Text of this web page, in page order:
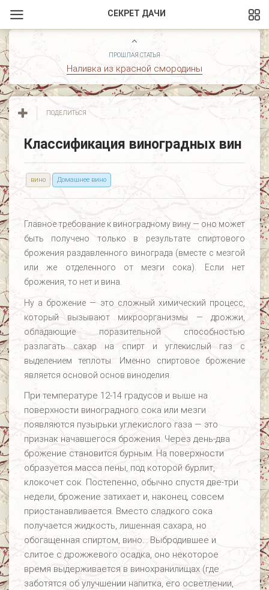
СЕКРЕТ ДАЧИ
ПРОШЛАЯ СТАТЬЯ
Наливка из красной смородины
ПОДЕЛИТЬСЯ
Классификация виноградных вин
вино Домашнее вино
Главное требование к виноградному вину — оно может
быть получено только в результате спиртового
брожения раздавленного винограда (вместе с мезгой
или же отделенного от мезги сока). Если нет
брожения, то нет и вина.
Ну а брожение — это сложный химический процесс,
который вызывают микроорганизмы — дрожжи,
обладающие поразительной способностью
разлагать сахар на спирт и углекислый газ с
выделением теплоты. Именно спиртовое брожение
является основой основ виноделия.
При температуре 12-14 градусов и выше на
поверхности виноградного сока или мезги
появляются пузырьки углекислого газа — это
признак начавшегося брожения. Через день-два
брожение становится бурным. На поверхности
образуется масса пены, под которой бурлит,
клокочет сок. Постепенно, обычно спустя две-три
недели, брожение затихает и, наконец, совсем
приостанавливается. Вместо сладкого сока
получается жидкость, лишенная сахара, но
обогащенная спиртом, вино… Выбродившее и
слитое с дрожжевого осадка, оно некоторое
время выдерживается в винохранилищах (где
заботятся об улучшении напитка, его осветлении,